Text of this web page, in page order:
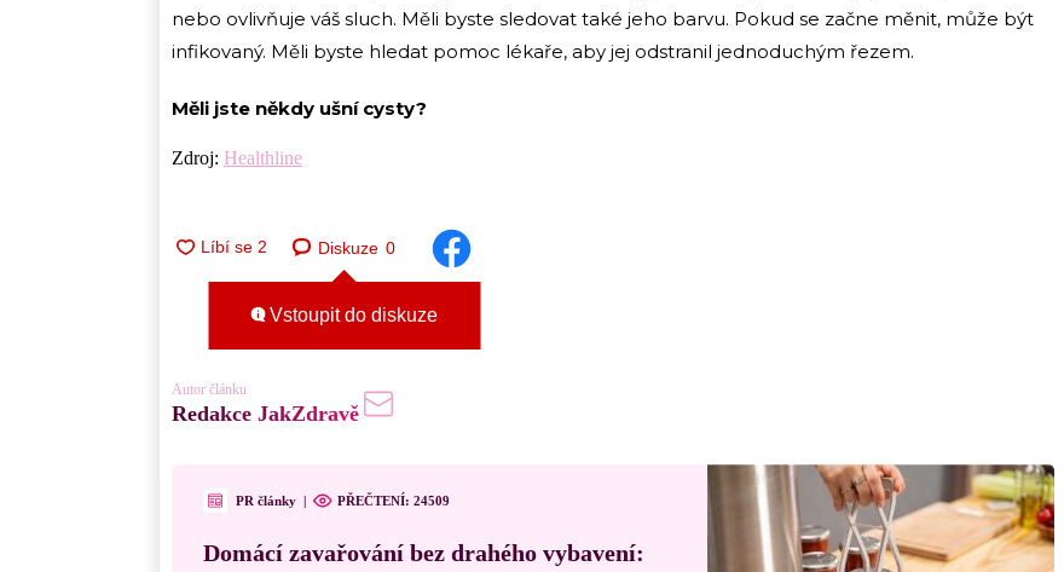
nebo ovlivňuje váš sluch. Měli byste sledovat také jeho barvu. Pokud se začne měnit, může být
infikovaný. Měli byste hledat pomoc lékaře, aby jej odstranil jednoduchým řezem.
Měli jste někdy ušní cysty?
Zdroj: Healthline
Diskuze 0
Vstoupit do diskuze
Autor článku
Redakce JakZdravě
PR články | PŘEČTENÍ: 24509
Domácí zavařování bez drahého vybavení: